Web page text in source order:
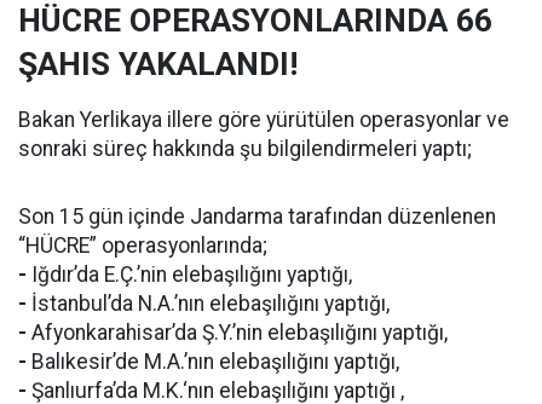
HÜCRE OPERASYONLARINDA 66
ŞAHIS YAKALANDI!
Bakan Yerlikaya illere göre yürütülen operasyonlar ve
sonraki süreç hakkında şu bilgilendirmeleri yaptı;
Son 15 gün içinde Jandarma tarafından düzenlenen
“HÜCRE” operasyonlarında;
- Iğdır’da E.Ç.’nin elebaşılığını yaptığı,
- İstanbul’da N.A.’nın elebaşılığını yaptığı,
- Afyonkarahisar’da Ş.Y.’nin elebaşılığını yaptığı,
- Balıkesir’de M.A.’nın elebaşılığını yaptığı,
- Şanlıurfa’da M.K.‘nın elebaşılığını yaptığı ,